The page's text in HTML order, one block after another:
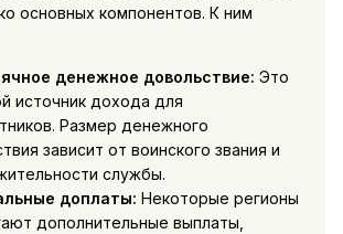
основных компонентов. К ним
денежное довольствие: Это
источник дохода для
Размер денежного
зависит от воинского звания и
службы.
доплаты: Некоторые регионы
дополнительные выплаты,